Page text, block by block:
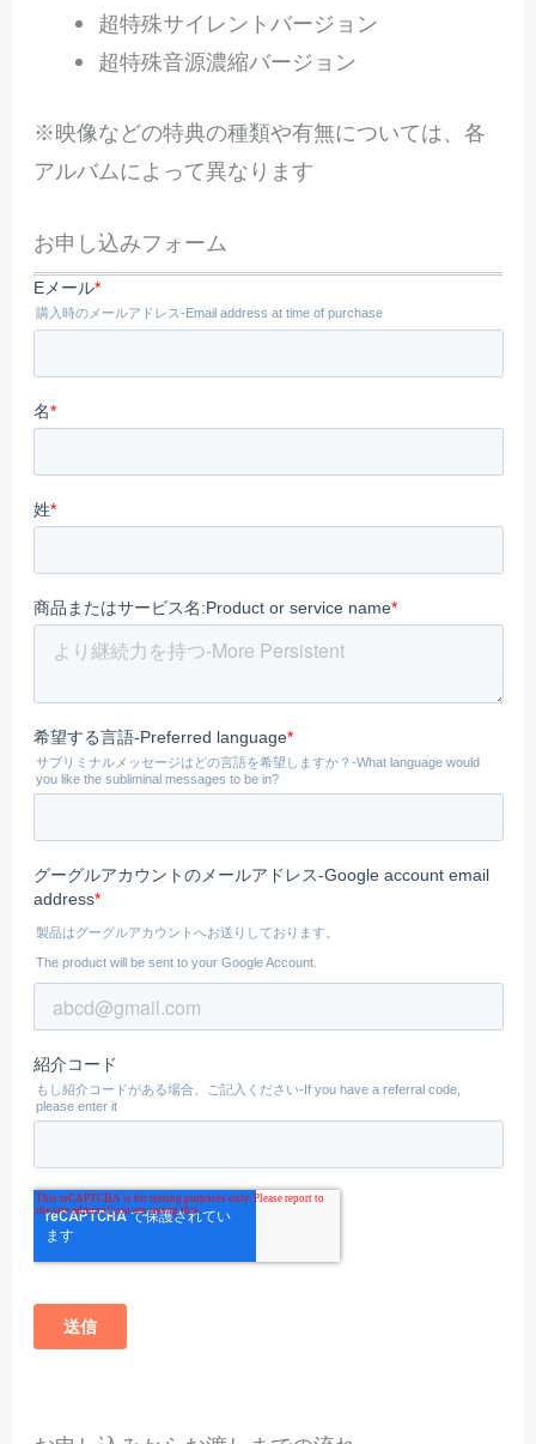
超特殊サイレントバージョン
超特殊音源濃縮バージョン
※映像などの特典の種類や有無については、各
アルバムによって異なります
お申し込みフォーム